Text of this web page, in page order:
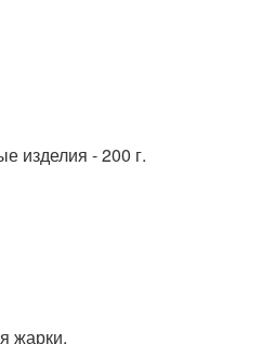
изделия - 200 г.
жарки.